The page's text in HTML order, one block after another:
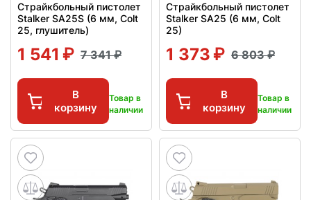
Страйкбольный пистолет
Stalker SA25S (6 мм, Colt
25, глушитель)
1 541 7 341
В
корзину
Товар в
наличии
Страйкбольный пистолет
Stalker SA25 (6 мм, Colt
25)
1 373 6 803
В
корзину
Товар в
наличии